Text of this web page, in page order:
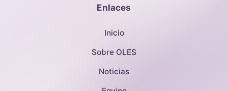
Enlaces
Inicio
Sobre OLES
Noticias